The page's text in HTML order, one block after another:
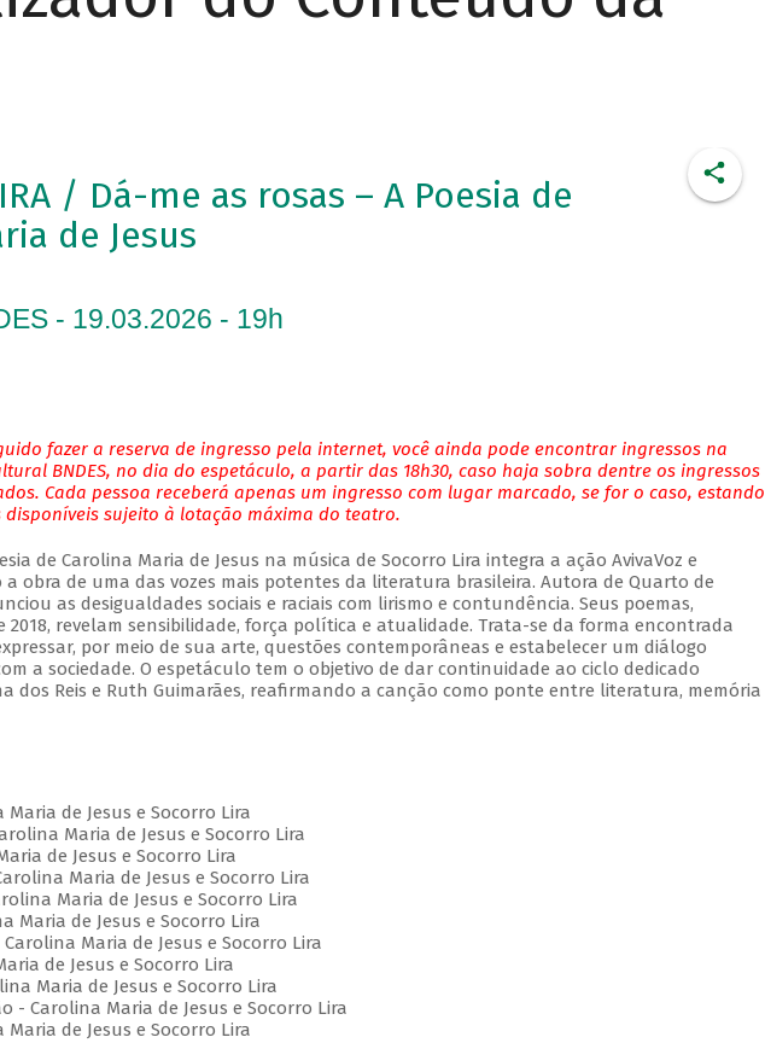
/ Dá-me as rosas – A Poesia de
de Jesus
- 19.03.2026 - 19h
fazer a reserva de ingresso pela internet, você ainda pode encontrar ingressos na
BNDES, no dia do espetáculo, a partir das 18h30, caso haja sobra dentre os ingressos
Cada pessoa receberá apenas um ingresso com lugar marcado, se for o caso, estando
sujeito à lotação máxima do teatro.
de Carolina Maria de Jesus na música de Socorro Lira integra a ação AvivaVoz e
obra de uma das vozes mais potentes da literatura brasileira. Autora de Quarto de
as desigualdades sociais e raciais com lirismo e contundência. Seus poemas,
2018, revelam sensibilidade, força política e atualidade. Trata-se da forma encontrada
por meio de sua arte, questões contemporâneas e estabelecer um diálogo
a sociedade. O espetáculo tem o objetivo de dar continuidade ao ciclo dedicado
dos Reis e Ruth Guimarães, reafirmando a canção como ponte entre literatura, memória
Maria de Jesus e Socorro Lira
Maria de Jesus e Socorro Lira
de Jesus e Socorro Lira
Maria de Jesus e Socorro Lira
Maria de Jesus e Socorro Lira
Maria de Jesus e Socorro Lira
Maria de Jesus e Socorro Lira
de Jesus e Socorro Lira
Maria de Jesus e Socorro Lira
- Carolina Maria de Jesus e Socorro Lira
Maria de Jesus e Socorro Lira